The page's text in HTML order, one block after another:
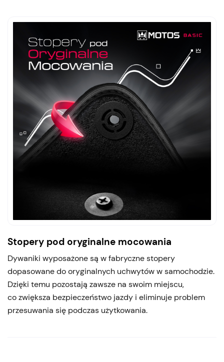
Stopery pod oryginalne mocowania
Dywaniki wyposażone są w fabryczne stopery
dopasowane do oryginalnych uchwytów w samochodzie.
Dzięki temu pozostają zawsze na swoim miejscu,
co zwiększa bezpieczeństwo jazdy i eliminuje problem
przesuwania się podczas użytkowania.